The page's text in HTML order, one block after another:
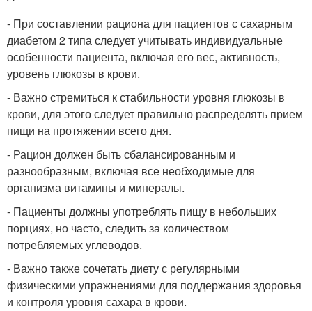
- При составлении рациона для пациентов с сахарным
диабетом 2 типа следует учитывать индивидуальные
особенности пациента, включая его вес, активность,
уровень глюкозы в крови.
- Важно стремиться к стабильности уровня глюкозы в
крови, для этого следует правильно распределять прием
пищи на протяжении всего дня.
- Рацион должен быть сбалансированным и
разнообразным, включая все необходимые для
организма витамины и минералы.
- Пациенты должны употреблять пищу в небольших
порциях, но часто, следить за количеством
потребляемых углеводов.
- Важно также сочетать диету с регулярными
физическими упражнениями для поддержания здоровья
и контроля уровня сахара в крови.